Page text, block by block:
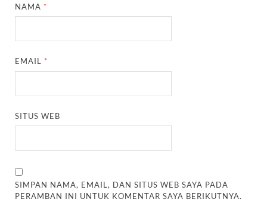
NAMA *
EMAIL *
SITUS WEB
SIMPAN NAMA, EMAIL, DAN SITUS WEB SAYA PADA
PERAMBAN INI UNTUK KOMENTAR SAYA BERIKUTNYA.